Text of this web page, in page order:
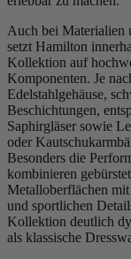
Auch bei Materialien
setzt Hamilton
Kollektion auf
Komponenten. Je
Edelstahlgehäuse,
Beschichtungen,
Saphirgläser sowie
oder
Besonders die
kombinieren
Metalloberflächen
und sportlichen
Kollektion deutlich
als klassische